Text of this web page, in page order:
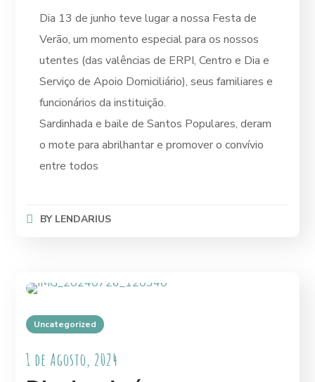
Dia 13 de junho teve lugar a nossa Festa de
Verão, um momento especial para os nossos
utentes (das valências de ERPI, Centro e Dia e
Serviço de Apoio Domiciliário), seus familiares e
funcionários da instituição.
Sardinhada e baile de Santos Populares, deram
o mote para abrilhantar e promover o convívio
entre todos
BY LENDARIUS
Uncategorized
1 de Agosto, 2024